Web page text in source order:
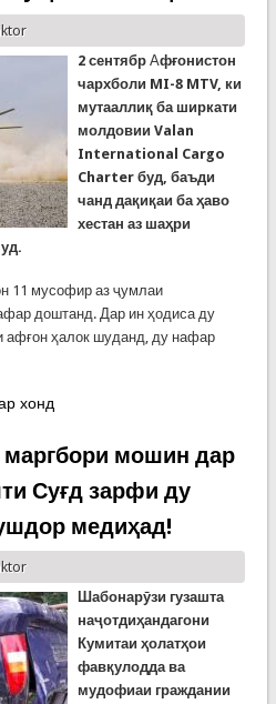
2 сентябрАфғонистон
чархболи MI-8 MTV, ки
мутааллиқ ба ширкати
молдовии Valan
International Cargo
Charter буд, баъди
чанд дақиқаи ба ҳаво
хестан аз шаҳри
11 мусофир аз ҷумлаи
доштанд. Дар ин ҳодиса ду
афғон ҳалок шуданд, ду нафар
таърих. Садамаҳои сентябрии
хонд
мошин дар
Суғд зарфи ду
медиҳад!
Шабонарӯзи гузашта
наҷотдиҳандагони
Кумитаи ҳолатҳои
фавқулодда ва
мудофиаи граждании